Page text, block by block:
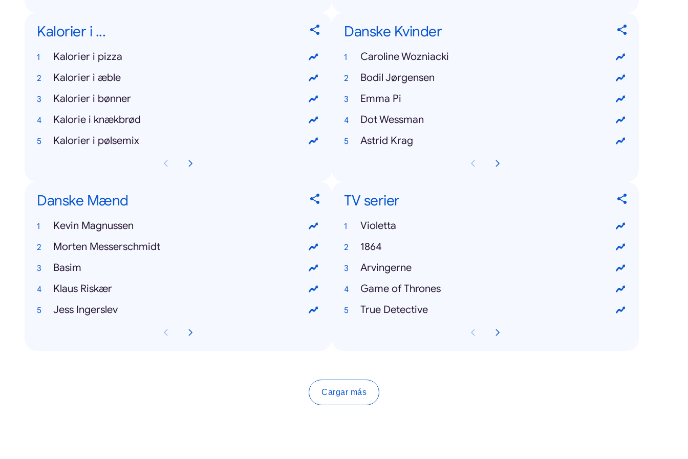
Kalorier i ...
Kalorier i pizza
Kalorier i æble
Kalorier i bønner
Kalorie i knækbrød
Kalorier i pølsemix
Danske Kvinder
Caroline Wozniacki
Bodil Jørgensen
Emma Pi
Dot Wessman
Astrid Krag
Danske Mænd
Kevin Magnussen
Morten Messerschmidt
Basim
Klaus Riskær
Jess Ingerslev
TV serier
Violetta
1864
Arvingerne
Game of Thrones
True Detective
Cargar más